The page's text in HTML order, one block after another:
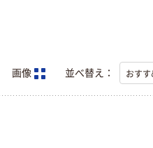
画像 並べ替え：